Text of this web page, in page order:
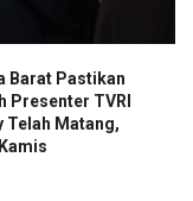
Barat Pastikan
Presenter TVRI
Telah Matang,